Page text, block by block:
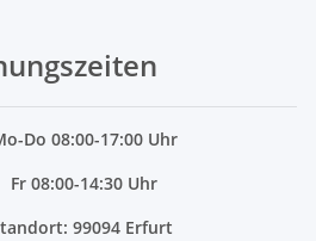
-Do 08:00-17:00 Uhr
Fr 08:00-14:30 Uhr
99094 Erfurt